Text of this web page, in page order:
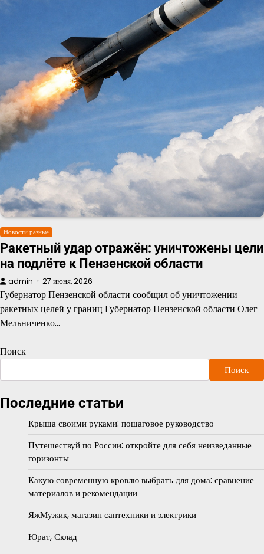
Новости разные
Ракетный удар отражён: уничтожены цели
на подлёте к Пензенской области
admin 27 июня, 2026
Губернатор Пензенской области сообщил об уничтожении
ракетных целей у границ Губернатор Пензенской области Олег
Мельниченко…
Поиск
Поиск
Последние статьи
Крыша своими руками: пошаговое руководство
Путешествуй по России: откройте для себя неизведанные
горизонты
Какую современную кровлю выбрать для дома: сравнение
материалов и рекомендации
ЯжМужик, магазин сантехники и электрики
Юрат, Склад